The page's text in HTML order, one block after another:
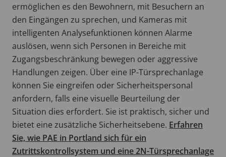
ermöglichen es den Bewohnern, mit Besuchern an
den Eingängen zu sprechen, und Kameras mit
intelligenten Analysefunktionen können Alarme
auslösen, wenn sich Personen in Bereiche mit
Zugangsbeschränkung bewegen oder aggressive
Handlungen zeigen. Über eine IP-Türsprechanlage
können Sie eingreifen oder Sicherheitspersonal
anfordern, falls eine visuelle Beurteilung der
Situation dies erfordert. Sie ist praktisch, sicher und
bietet eine zusätzliche Sicherheitsebene. Erfahren
Sie, wie PAE in Portland sich für ein
Zutrittskontrollsystem und eine 2N-Türsprechanlage